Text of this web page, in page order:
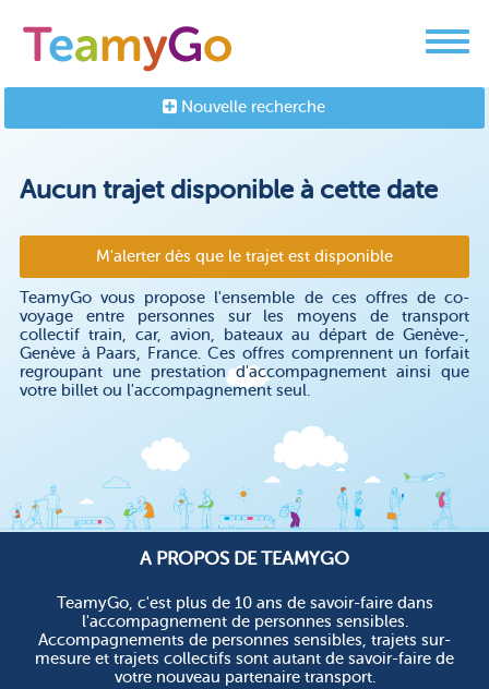
Nouvelle recherche
Aucun trajet disponible à cette date
M'alerter dès que le trajet est disponible
TeamyGo vous propose l'ensemble de ces offres de co-
voyage entre personnes sur les moyens de transport
collectif train, car, avion, bateaux au départ de Genève-,
Genève à Paars, France. Ces offres comprennent un forfait
regroupant une prestation d'accompagnement ainsi que
votre billet ou l'accompagnement seul.
A PROPOS DE TEAMYGO
TeamyGo, c'est plus de 10 ans de savoir-faire dans
l'accompagnement de personnes sensibles.
Accompagnements de personnes sensibles, trajets sur-
mesure et trajets collectifs sont autant de savoir-faire de
votre nouveau partenaire transport.